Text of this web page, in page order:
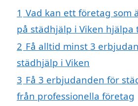
1 Vad kan ett företag som
på städhjälp i Viken hjälpa
2 Få alltid minst 3
städhjälp i Viken
3 Få 3 erbjudanden för
från professionella företag